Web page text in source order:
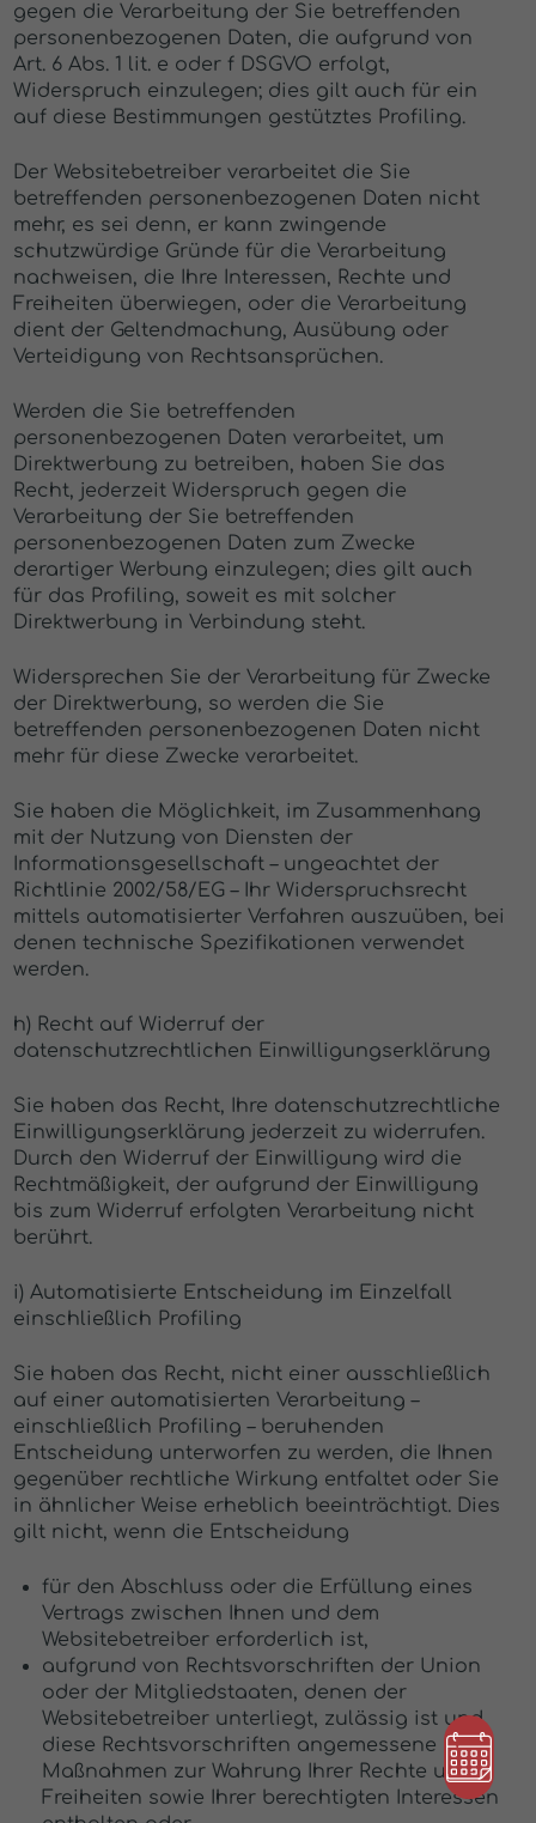
gegen die Verarbeitung der Sie betreffenden
personenbezogenen Daten, die aufgrund von
Art. 6 Abs. 1 lit. e oder f DSGVO erfolgt,
Widerspruch einzulegen; dies gilt auch für ein
auf diese Bestimmungen gestütztes Profiling.
Der Websitebetreiber verarbeitet die Sie
betreffenden personenbezogenen Daten nicht
mehr, es sei denn, er kann zwingende
schutzwürdige Gründe für die Verarbeitung
nachweisen, die Ihre Interessen, Rechte und
Freiheiten überwiegen, oder die Verarbeitung
dient der Geltendmachung, Ausübung oder
Verteidigung von Rechtsansprüchen.
Werden die Sie betreffenden
personenbezogenen Daten verarbeitet, um
Direktwerbung zu betreiben, haben Sie das
Recht, jederzeit Widerspruch gegen die
Verarbeitung der Sie betreffenden
personenbezogenen Daten zum Zwecke
derartiger Werbung einzulegen; dies gilt auch
für das Profiling, soweit es mit solcher
Direktwerbung in Verbindung steht.
Widersprechen Sie der Verarbeitung für Zwecke
der Direktwerbung, so werden die Sie
betreffenden personenbezogenen Daten nicht
mehr für diese Zwecke verarbeitet.
Sie haben die Möglichkeit, im Zusammenhang
mit der Nutzung von Diensten der
Informationsgesellschaft – ungeachtet der
Richtlinie 2002/58/EG – Ihr Widerspruchsrecht
mittels automatisierter Verfahren auszuüben, bei
denen technische Spezifikationen verwendet
werden.
h) Recht auf Widerruf der
datenschutzrechtlichen Einwilligungserklärung
Sie haben das Recht, Ihre datenschutzrechtliche
Einwilligungserklärung jederzeit zu widerrufen.
Durch den Widerruf der Einwilligung wird die
Rechtmäßigkeit, der aufgrund der Einwilligung
bis zum Widerruf erfolgten Verarbeitung nicht
berührt.
i) Automatisierte Entscheidung im Einzelfall
einschließlich Profiling
Sie haben das Recht, nicht einer ausschließlich
auf einer automatisierten Verarbeitung –
einschließlich Profiling – beruhenden
Entscheidung unterworfen zu werden, die Ihnen
gegenüber rechtliche Wirkung entfaltet oder Sie
in ähnlicher Weise erheblich beeinträchtigt. Dies
gilt nicht, wenn die Entscheidung
für den Abschluss oder die Erfüllung eines
Vertrags zwischen Ihnen und dem
Websitebetreiber erforderlich ist,
aufgrund von Rechtsvorschriften der Union
oder der Mitgliedstaaten, denen der
Websitebetreiber unterliegt, zulässig ist und
diese Rechtsvorschriften angemessene
Maßnahmen zur Wahrung Ihrer Rechte und
Freiheiten sowie Ihrer berechtigten Interessen